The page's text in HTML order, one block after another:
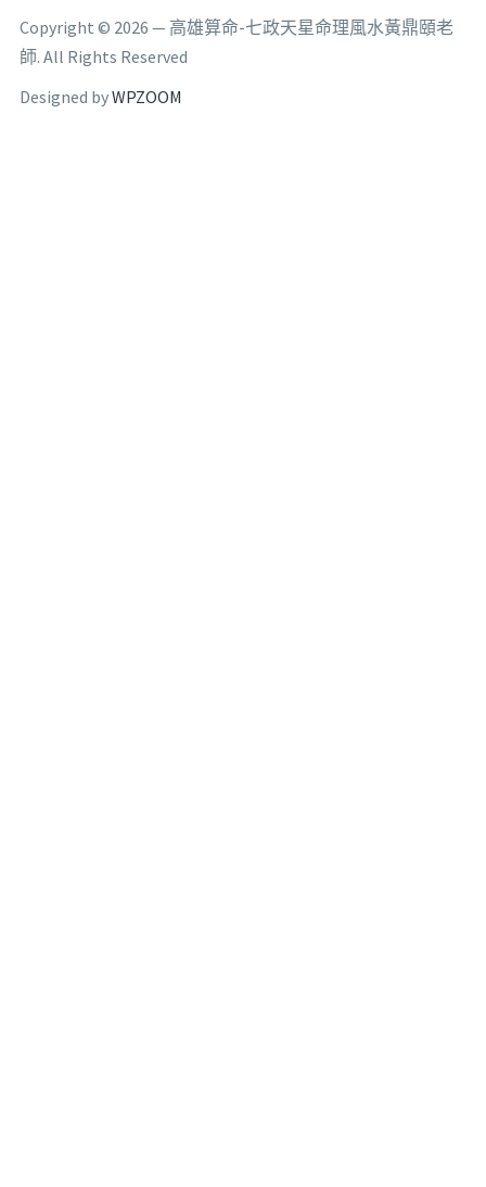
Copyright © 2026 — 高雄算命-七政天星命理風水黃鼎頤老
師. All Rights Reserved
Designed byWPZOOM